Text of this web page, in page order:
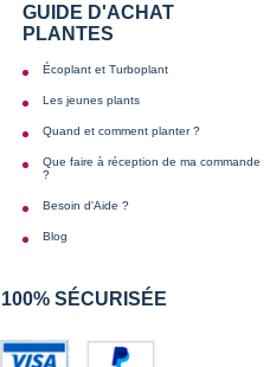
GUIDE D'ACHAT
PLANTES
Écoplant et Turboplant
Les jeunes plants
Quand et comment planter ?
Que faire à réception de ma commande
?
Besoin d'Aide ?
Blog
SÉCURISÉE